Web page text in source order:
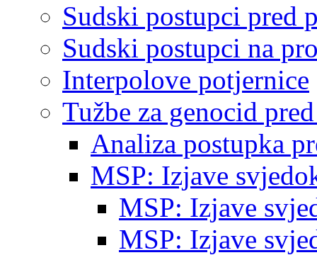
Sudski postupci pred
Sudski postupci na
Interpolove potjernice
Tužbe za genocid
Analiza postupka
MSP: Izjave
MSP: Izjave
MSP: Izjave